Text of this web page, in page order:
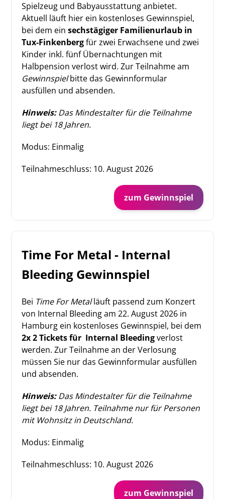
Spielzeug und Babyausstattung anbietet.
Aktuell läuft hier ein kostenloses Gewinnspiel,
bei dem einsechstägiger Familienurlaub in
Tux-Finkenbergfür zwei Erwachsene und zwei
Kinder inkl. fünf Übernachtungen mit
Halbpension verlost wird. Zur Teilnahme am
Gewinnspielbitte das Gewinnformular
ausfüllen und absenden.
Hinweis: Das Mindestalter für die Teilnahme
liegt bei 18 Jahren.
Modus: Einmalig
Teilnahmeschluss: 10. August 2026
zum Gewinnspiel
Time For Metal - Internal
Bleeding Gewinnspiel
Bei Time For Metalläuft passend zum Konzert
von Internal Bleeding am 22. August 2026 in
Hamburg ein kostenloses Gewinnspiel, bei dem
2x 2 Tickets für Internal Bleedingverlost
werden. Zur Teilnahme an der Verlosung
müssen Sie nur das Gewinnformular ausfüllen
und absenden.
Hinweis:Das Mindestalter für die Teilnahme
liegt bei 18 Jahren. Teilnahme nur für Personen
mit Wohnsitz in Deutschland.
Modus: Einmalig
Teilnahmeschluss: 10. August 2026
zum Gewinnspiel